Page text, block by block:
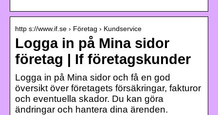
http s://www.if.se › Företag › Kundservice
Logga in på Mina sidor
företag | If företagskunder
Logga in på Mina sidor och få en god
översikt över företagets försäkringar, fakturor
och eventuella skador. Du kan göra
ändringar och hantera dina ärenden.